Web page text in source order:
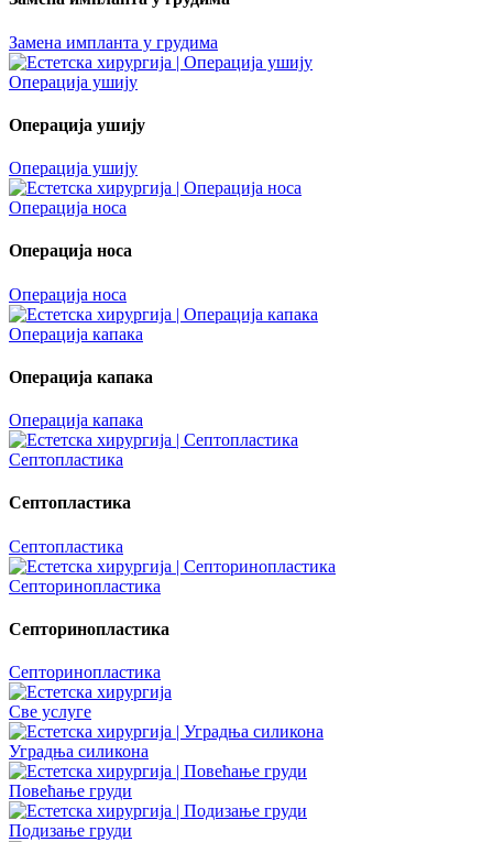
Замена импланта у грудима
Операција ушију
Операција ушију
Операција ушију
Операција носа
Операција носа
Операција носа
Операција капака
Операција капака
Операција капака
Септопластика
Септопластика
Септопластика
Септоринопластика
Септоринопластика
Септоринопластика
Све услуге
Уградња силикона
Повећање груди
Подизање груди